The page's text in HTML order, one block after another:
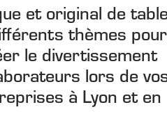
et original de
thèmes pour
le divertissement
lors de
à Lyon et en